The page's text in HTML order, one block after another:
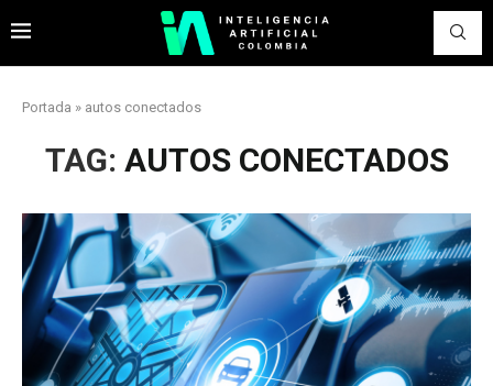
Portada » autos conectados
TAG: AUTOS CONECTADOS